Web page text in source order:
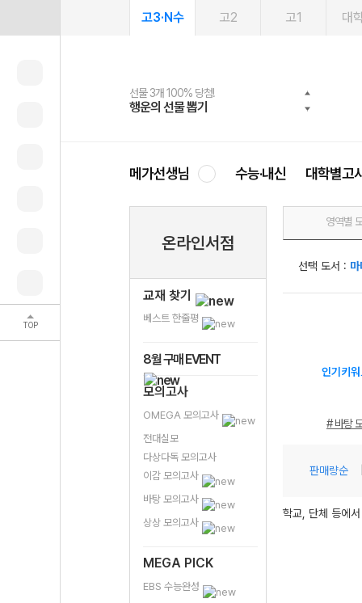
TOP
고3·N수 고2 고1 대
선물 3개 100% 당첨!
행운의 선물 뽑기
선물 100% 증정!
메가스터디 X 올리브
여름방학 스터디 캐시백
메가런 썸머스쿨
2027 러셀 단과
강사 공개선발
스마트러닝앱
설문 EVENT
메가패스
3일 무료 체험권
메가패스 수강생 무료혜택!
메가클럽 멤버십
사회공헌 캠페인
희망이룸 메가나눔
메가선생님 수능·내신 대학별고
온라인서점
교재 찾기
베스트 한줄평
8월 구매 EVENT
모의고사
OMEGA 모의고사
전대실모
다상다독 모의고사
이감 모의고사
바탕 모의고사
상상 모의고사
MEGA PICK
EBS 수능완성
영역별
선택 도서 :
인기키
# 바탕
판매량순
학교, 단체 등에